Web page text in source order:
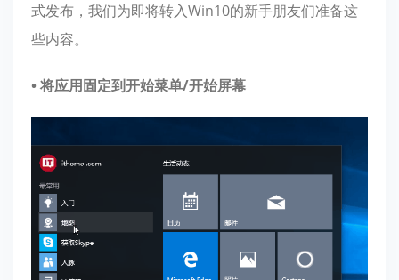
式发布，我们为即将转入Win10的新手朋友们准备这
些内容。
• 将应用固定到开始菜单/开始屏幕